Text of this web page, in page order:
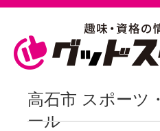
高石市 スポーツ
ール